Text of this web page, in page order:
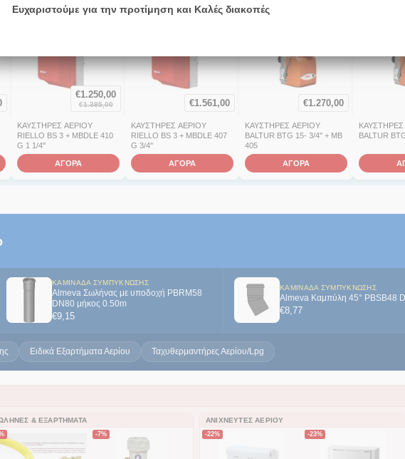
€1.250,00
€1.385,00
ΚΑΥΣΤΗΡΕΣ ΑΕΡΙΟΥ
RIELLO BS 3 + MBDLE 410
G 1 1/4''
ΑΓΟΡΑ
€1.561,00
ΚΑΥΣΤΗΡΕΣ ΑΕΡΙΟΥ
RIELLO BS 3 + MBDLE 407
G 3/4''
ΑΓΟΡΑ
€1.270,00
ΚΑΥΣΤΗΡΕΣ ΑΕΡΙΟΥ
BALTUR BTG 15- 3/4'' + MB
405
ΑΓΟΡΑ
ΚΑΥΣΤΗΡΕΣ
BALTUR
ΚΑΜΙΝΆΔΑ ΣΥΜΠΎΚΝΩΣΗΣ
Almeva Σωλήνας με υποδοχή PBRM58
DN80 μήκος 0.50m
€9,15
ΚΑΜΙΝΆΔΑ ΣΥΜΠΎΚΝΩΣΗΣ
Almeva Καμπύλη 45° PBSB48
€8,77
Ειδικά Εξαρτήματα Αερίου Ταχυθερμαντήρες Αερίου/Lpg
& ΕΞΑΡΤΉΜΑΤΑ
-7%
ΑΝΙΧΝΕΥΤΈΣ ΑΕΡΊΟΥ
-22% -23%
Ευχαριστούμε για την προτίμηση και Καλές διακοπές